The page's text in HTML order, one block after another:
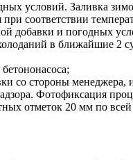
условий. Заливка
при соответствии
добавки и погодных
в ближайшие 2
со стороны менеджера,
Фотофиксация
отметок 20 мм по